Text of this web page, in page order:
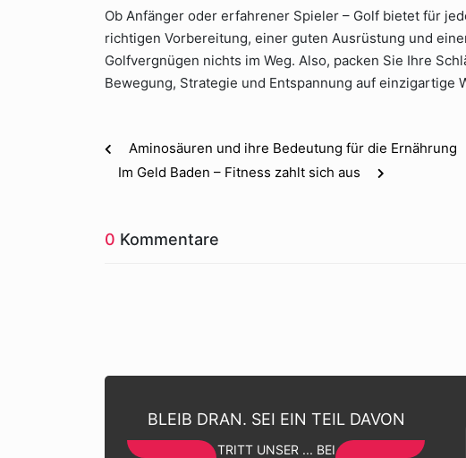
Ob Anfänger oder erfahrener Spieler – Golf bietet für
richtigen Vorbereitung, einer guten Ausrüstung und
Golfvergnügen nichts im Weg. Also, packen Sie Ihre
Bewegung, Strategie und Entspannung auf einzigartige
Aminosäuren und ihre Bedeutung für die Ernährung
Im Geld Baden – Fitness zahlt sich aus
0 Kommentare
BLEIB DRAN. SEI EIN TEIL DAVON
TRITT UNSER ... BEI